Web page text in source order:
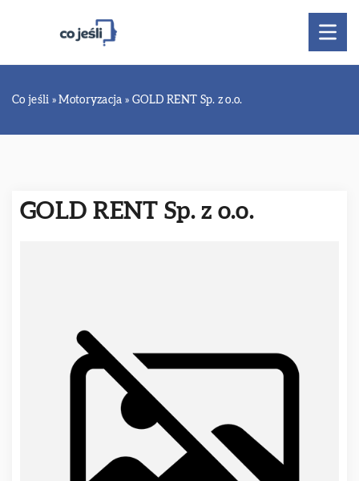
Co jeśli »Motoryzacja » GOLD RENT Sp. z o.o.
GOLD RENT Sp. z o.o.